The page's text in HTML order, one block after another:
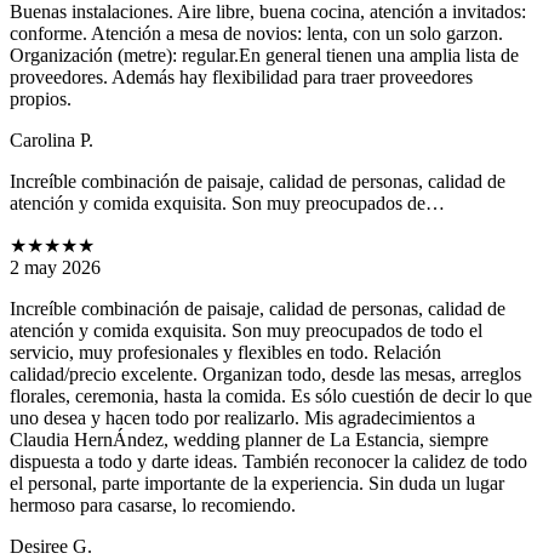
Buenas instalaciones. Aire libre, buena cocina, atención a invitados:
conforme. Atención a mesa de novios: lenta, con un solo garzon.
Organización (metre): regular.En general tienen una amplia lista de
proveedores. Además hay flexibilidad para traer proveedores
propios.
Carolina P.
Increíble combinación de paisaje, calidad de personas, calidad de
atención y comida exquisita. Son muy preocupados de…
★★★★★
2 may 2026
Increíble combinación de paisaje, calidad de personas, calidad de
atención y comida exquisita. Son muy preocupados de todo el
servicio, muy profesionales y flexibles en todo. Relación
calidad/precio excelente. Organizan todo, desde las mesas, arreglos
florales, ceremonia, hasta la comida. Es sólo cuestión de decir lo que
uno desea y hacen todo por realizarlo. Mis agradecimientos a
Claudia HernÁndez, wedding planner de La Estancia, siempre
dispuesta a todo y darte ideas. También reconocer la calidez de todo
el personal, parte importante de la experiencia. Sin duda un lugar
hermoso para casarse, lo recomiendo.
Desiree G.